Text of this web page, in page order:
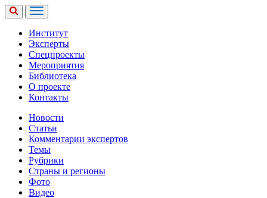
Институт
Эксперты
Спецпроекты
Мероприятия
Библиотека
О проекте
Контакты
Новости
Статьи
Комментарии экспертов
Темы
Рубрики
Страны и регионы
Фото
Видео